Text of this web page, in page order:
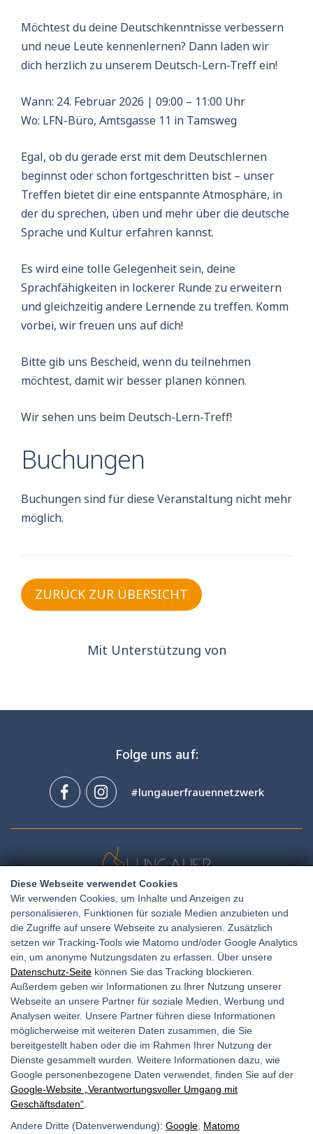
Diese Webseite verwendet Cookies
Wir verwenden Cookies, um Inhalte und Anzeigen zu
personalisieren, Funktionen für soziale Medien anzubieten und
die Zugriffe auf unsere Webseite zu analysieren. Zusätzlich
setzen wir Tracking-Tools wie Matomo und/oder Google Analytics
ein, um anonyme Nutzungsdaten zu erfassen. Über unsere
Datenschutz-Seite können Sie das Tracking blockieren.
Außerdem geben wir Informationen zu Ihrer Nutzung unserer
Webseite an unsere Partner für soziale Medien, Werbung und
Analysen weiter. Unsere Partner führen diese Informationen
möglicherweise mit weiteren Daten zusammen, die Sie
bereitgestellt haben oder die im Rahmen Ihrer Nutzung der
Dienste gesammelt wurden. Weitere Informationen dazu, wie
Google personenbezogene Daten verwendet, finden Sie auf der
Google‑Website „Verantwortungsvoller Umgang mit
Geschäftsdaten“
Andere Dritte (Datenverwendung): Google Matomo
Möchtest du deine Deutschkenntnisse verbessern
und neue Leute kennenlernen? Dann laden wir
dich herzlich zu unserem Deutsch-Lern-Treffein!
Wann: 24. Februar 2026 | 09:00 – 11:00 Uhr
Wo: LFN-Büro, Amtsgasse 11 in Tamsweg
Egal, ob du gerade erst mit dem Deutschlernen
beginnst oder schon fortgeschritten bist – unser
Treffen bietet dir eine entspannte Atmosphäre, in
der du sprechen, üben und mehr über die deutsche
Sprache und Kultur erfahren kannst.
Es wird eine tolle Gelegenheit sein, deine
Sprachfähigkeiten in lockerer Runde zu erweitern
und gleichzeitig andere Lernende zu treffen. Komm
vorbei, wir freuen uns auf dich!
Bitte gib uns Bescheid, wenn du teilnehmen
möchtest, damit wir besser planen können.
Wir sehen uns beim Deutsch-Lern-Treff!
Buchungen
Buchungen sind für diese Veranstaltung nicht mehr
möglich.
ZURÜCK ZUR ÜBERSICHT
Mit Unterstützung von
Unsere Öffnungszeiten:
Mo, Di: 09:00 bis 12:30 Uhr
Mi: 12:30 bis 14:00 Uhr
Do: 9:00 bis 12:30 Uhr
Amtsgasse 11, 5580 Tamsweg
T:+436765064651
E:office@frauen-netzwerk.at
Folge uns auf:
#lungauerfrauennetzwerk